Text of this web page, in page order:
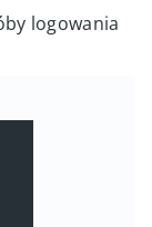
logowania